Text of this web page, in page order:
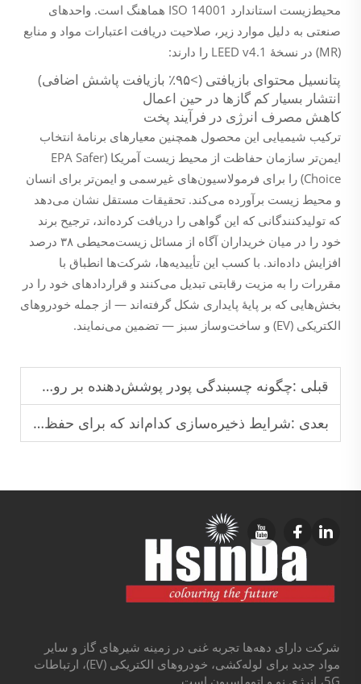
محیط‌زیست استاندارد ISO 14001 هماهنگ است. واحدهای
صنعتی به دلیل موارد زیر، صلاحیت دریافت اعتبارات مواد و منابع
(MR) در نسخهٔ LEED v4.1 را دارند:
پتانسیل محتوای بازیافتی (>۹۵٪ بازیافت پاشش اضافی)
انتشار بسیار کم گازها در حین اعمال
کاهش مصرف انرژی در فرآیند پخت
ترکیب شیمیایی این محصول همچنین معیارهای برنامهٔ انتخاب
ایمن‌تر سازمان حفاظت از محیط زیست آمریکا (EPA Safer
Choice) را برای فرمولاسیون‌های غیرسمی و ایمن‌تر برای انسان
و محیط زیست برآورده می‌کند. تحقیقات مستقل نشان می‌دهد
که تولیدکنندگانی که این گواهی را دریافت کرده‌اند، ترجیح برند
خود را در میان خریداران آگاه از مسائل زیست‌محیطی ۳۸ درصد
افزایش داده‌اند. با کسب این تأییدیه‌ها، شرکت‌ها انطباق با
مقررات را به مزیت رقابتی تبدیل می‌کنند و قراردادهای خود را در
بخش‌هایی که بر پایهٔ پایداری شکل گرفته‌اند — از جمله خودروهای
الکتریکی (EV) و ساخت‌وساز سبز — تضمین می‌نمایند.
قبلی :چگونه چسبندگی پودر پوشش‌دهنده بر روی زیرلایه‌های فلزی را به حداکثر برسانیم؟
بعدی :شرایط ذخیره‌سازی کدام‌اند که برای حفظ کیفیت پودر پوششی ضروری هستند؟
شرکت دارای دهه‌ها تجربه غنی در زمینه شیرهای گاز و سایر
مواد جدید برای لوله‌کشی، خودروهای الکتریکی (EV)، ارتباطات
5G، انرژی نو و اتوماسیون است